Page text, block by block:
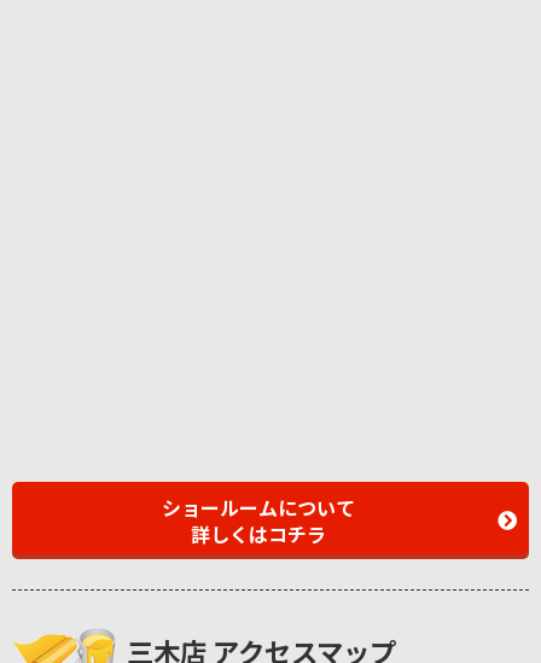
ショールームについて
詳しくはコチラ
三木店 アクセスマップ